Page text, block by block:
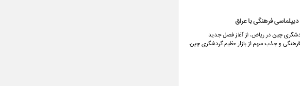
فرهنگی با عراق
چین در ریاض، از آغاز فصل جدید
و جذب سهم از بازار عظیم گردشگری چین،